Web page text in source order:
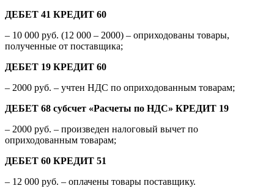
ДЕБЕТ 41 КРЕДИТ 60
– 10 000 руб. (12 000 – 2000) – оприходованы товары,
полученные от поставщика;
ДЕБЕТ 19 КРЕДИТ 60
– 2000 руб. – учтен НДС по оприходованным товарам;
ДЕБЕТ 68 субсчет «Расчеты по НДС» КРЕДИТ 19
– 2000 руб. – произведен налоговый вычет по
оприходованным товарам;
ДЕБЕТ 60 КРЕДИТ 51
– 12 000 руб. – оплачены товары поставщику.